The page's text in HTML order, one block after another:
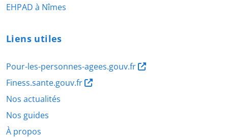
EHPAD à Nîmes
Liens utiles
Pour-les-personnes-agees.gouv.fr
Finess.sante.gouv.fr
Nos actualités
Nos guides
À propos